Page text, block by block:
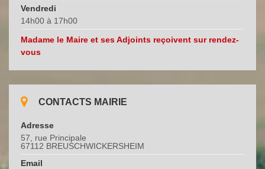
Vendredi
14h00 à 17h00
Madame le Maire et ses Adjoints reçoivent sur rendez-
vous
CONTACTS MAIRIE
Adresse
57, rue Principale
67112 BREUSCHWICKERSHEIM
Email